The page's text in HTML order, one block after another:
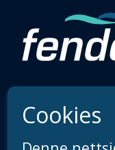
Sentralbord: + 47
Åpningstider på